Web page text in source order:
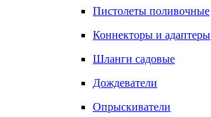
Пистолеты поливочные
Коннекторы и адаптеры
Шланги садовые
Дождеватели
Опрыскиватели